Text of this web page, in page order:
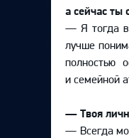
а сейчас ты
— Я тогда в
лучше
полностью
и семейной
— Твоя
— Всегда